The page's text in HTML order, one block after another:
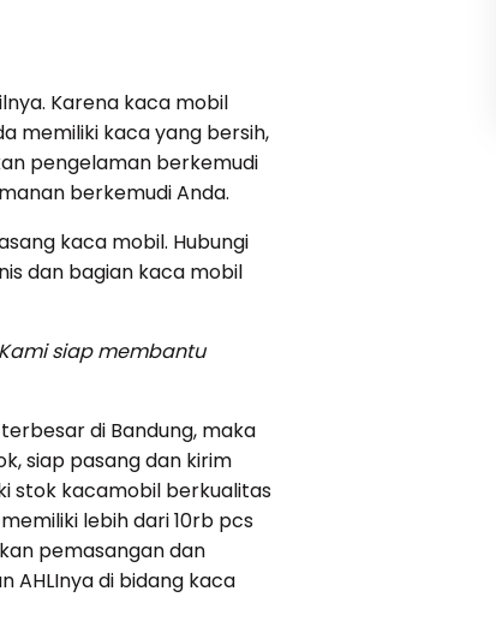
Karena kaca mobil
memiliki kaca yang bersih,
pengelaman berkemudi
berkemudi Anda.
kaca mobil. Hubungi
dan bagian kaca mobil
siap membantu
di Bandung, maka
siap pasang dan kirim
stok kacamobil berkualitas
lebih dari 10rb pcs
pemasangan dan
AHLInya di bidang kaca